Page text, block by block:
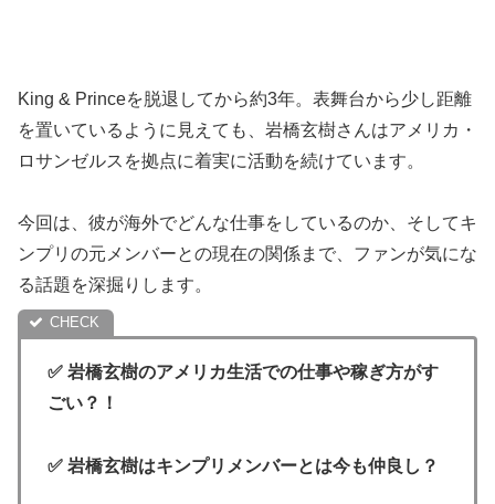
King & Princeを脱退してから約3年。表舞台から少し距離
を置いているように見えても、岩橋玄樹さんはアメリカ・
ロサンゼルスを拠点に着実に活動を続けています。
今回は、彼が海外でどんな仕事をしているのか、そしてキ
ンプリの元メンバーとの現在の関係まで、ファンが気にな
る話題を深掘りします。
✅ 岩橋玄樹のアメリカ生活での仕事や稼ぎ方がす
ごい？！
✅ 岩橋玄樹はキンプリメンバーとは今も仲良し？